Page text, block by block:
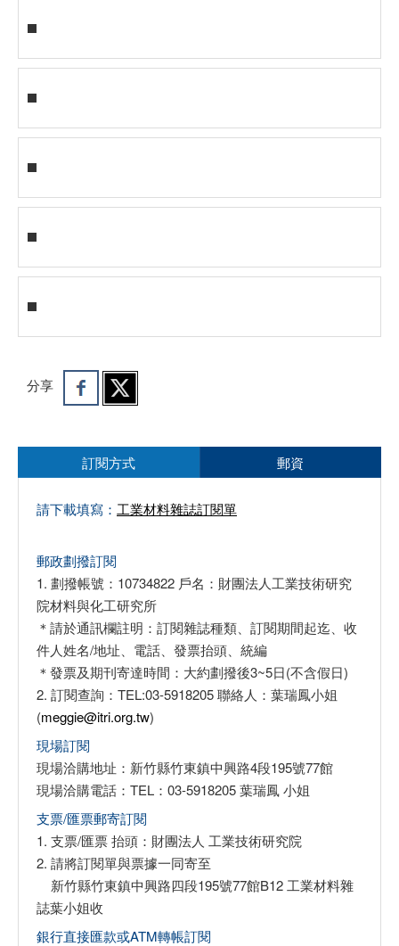
分享
訂閱方式 郵資
請下載填寫： 工業材料雜誌訂閱單
郵政劃撥訂閱
1. 劃撥帳號：10734822 戶名：財團法人工業技術研究
院材料與化工研究所
＊請於通訊欄註明：訂閱雜誌種類、訂閱期間起迄、收
件人姓名/地址、電話、發票抬頭、統編
＊發票及期刊寄達時間：大約劃撥後3~5日(不含假日)
2. 訂閱查詢：TEL:03-5918205 聯絡人：葉瑞鳳小姐
(meggie@itri.org.tw)
現場訂閱
現場洽購地址：新竹縣竹東鎮中興路4段195號77館
現場洽購電話：TEL：03-5918205 葉瑞鳳 小姐
支票/匯票郵寄訂閱
1. 支票/匯票 抬頭：財團法人 工業技術研究院
2. 請將訂閱單與票據一同寄至
新竹縣竹東鎮中興路四段195號77館B12 工業材料雜
誌葉小姐收
銀行直接匯款或ATM轉帳訂閱